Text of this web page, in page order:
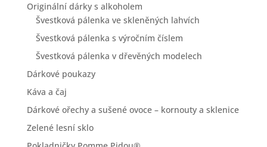
Originální dárky s alkoholem
Švestková pálenka ve skleněných lahvích
Švestková pálenka s výročním číslem
Švestková pálenka v dřevěných modelech
Dárkové poukazy
Káva a čaj
Dárkové ořechy a sušené ovoce – kornouty a sklenice
Zelené lesní sklo